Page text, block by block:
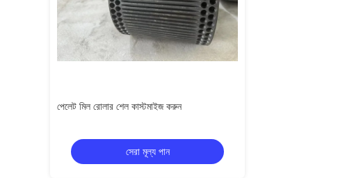
পেলেট মিল রোলার শেল কাস্টমাইজ করুন
সেরা মূল্য পান